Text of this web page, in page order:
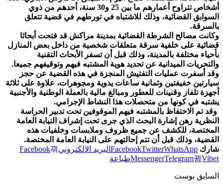
أشخاص تتراوح أعمارهم ما بين 25 و30 سنة، أحدهم من ذوي
السوابق القضائية، وذلك للاشتباه في تورطهم في قضية تتعلق
بالسرقة.
وكانت مصالح الشرطة القضائية بمدينة مراكش قد فتحت أبحاثا
قضائية على خلفية سرقة متعلقات شخصية من داخل بعض المنازل
بأحياء مختلفة بالمدينة، وذلك قبل أن تسفر الأبحاث التقنية
والتحريات الميدانية عن تحديد هوية المشتبه فيهم وتوقيفهم جميعا.
وقد أسفرت عمليات التفتيش المنجزة في هذه القضية عن حجز
سيارتين خفيفتين وثمانية ساعات يدوية ومجوهرات، علاوة على ثلاثة
أجهزة تلفاز وقنينات للعطور ومبالغ مالية بالعملة الوطنية والأجنبية
يشتبه في كونها من متحصلات هذا النشاط الإجرامي.
وقد تم الاحتفاظ بالمشتبه فيهم الموقوفين تحت تدبير الحراسة
النظرية رهن إشارة البحث الذي جرى تحت إشراف النيابة العامة
المختصة، للكشف عن جميع ظروف وملابسات وخلفيات هذه
القضية، وذلك قبل أن تتم إحالتهم على النيابة العامة المختصة.
شارك
FacebookTwitterWhatsApp البريد الإلكتروني
Facebook
MessengerTelegram Viber طباعة
السابق بوست